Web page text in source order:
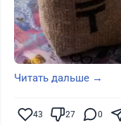
Читать дальше →
43 27 0